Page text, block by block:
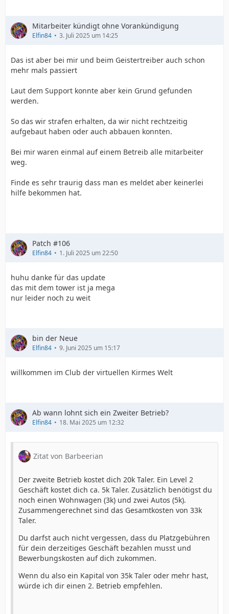
Mitarbeiter kündigt ohne Vorankündigung
Elfin84 3. Juli 2025 um 14:25
Das ist aber bei mir und beim Geistertreiber auch schon
mehr mals passiert
Laut dem Support konnte aber kein Grund gefunden
werden.
So das wir strafen erhalten, da wir nicht rechtzeitig
aufgebaut haben oder auch abbauen konnten.
Bei mir waren einmal auf einem Betreib alle mitarbeiter
weg.
Finde es sehr traurig dass man es meldet aber keinerlei
hilfe bekommen hat.
Patch #106
Elfin84 1. Juli 2025 um 22:50
huhu danke für das update
das mit dem tower ist ja mega
nur leider noch zu weit
bin der Neue
Elfin84 9. Juni 2025 um 15:17
willkommen im Club der virtuellen Kirmes Welt
Ab wann lohnt sich ein Zweiter Betrieb?
Elfin84 18. Mai 2025 um 12:32
Zitat von Barbeerian
Der zweite Betrieb kostet dich 20k Taler. Ein Level 2
Geschäft kostet dich ca. 5k Taler. Zusätzlich benötigst du
noch einen Wohnwagen (3k) und zwei Autos (5k).
Zusammengerechnet sind das Gesamtkosten von 33k
Taler.
Du darfst auch nicht vergessen, dass du Platzgebühren
für dein derzeitiges Geschäft bezahlen musst und
Bewerbungskosten auf dich zukommen.
Wenn du also ein Kapital von 35k Taler oder mehr hast,
würde ich dir einen 2. Betrieb empfehlen.